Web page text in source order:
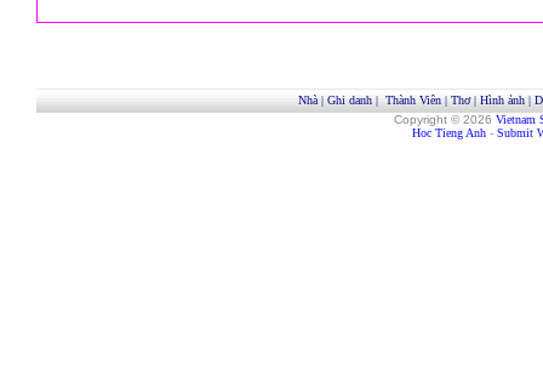
Nhà| Ghi danh| Thành Viên| Thơ| Hình ảnh|
Copyright © 2026 Vietnam
Hoc Tieng Anh - Submit